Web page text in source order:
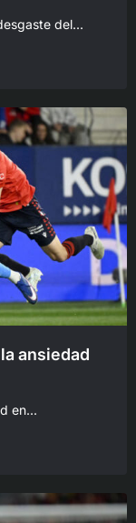
del...
ansiedad
en...